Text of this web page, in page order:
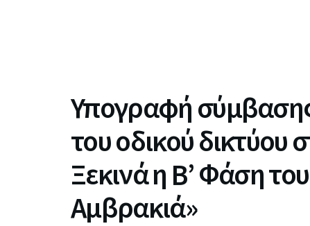
Υπογραφή
του οδικού δικτύου
Ξεκινά η Β’ Φάση
Αμβρακιά»